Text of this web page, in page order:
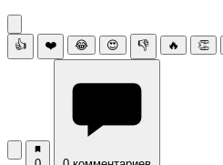
👍 ❤️ 😂 😍 👎 🔥 👏